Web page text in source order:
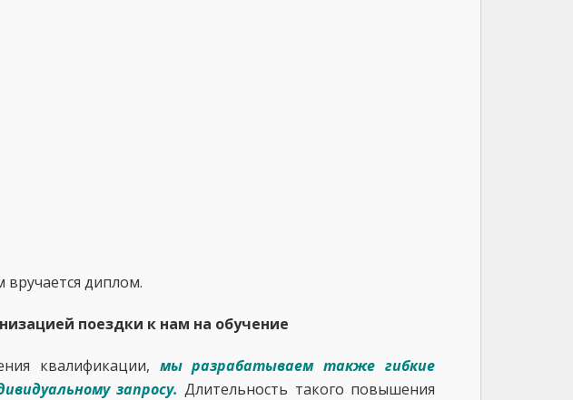
вручается диплом.
поездки к нам на обучение
квалификации, мы разрабатываем также гибкие
запросу. Длительность такого повышения